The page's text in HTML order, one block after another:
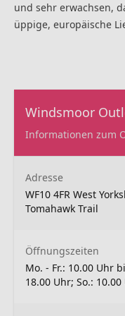
und sehr erwachsen,
üppige, europäische
Windsmoor
Informationen zum
Adresse
WF10 4FR West
Tomahawk Trail
Öffnungszeiten
Mo. - Fr.: 10.00 Uhr
18.00 Uhr; So.: